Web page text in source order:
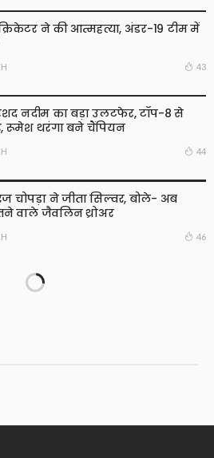
ने की आत्महत्या, अंडर-19 टीम में
43
नदीम का बड़ा उलटफेर, टॉप-8 से
रूमेश थरंगा बने चैंपियन
44
चोपड़ा ने जीता सिल्वर, बोले- अब
वाले जैवलिन थ्रोअर
46